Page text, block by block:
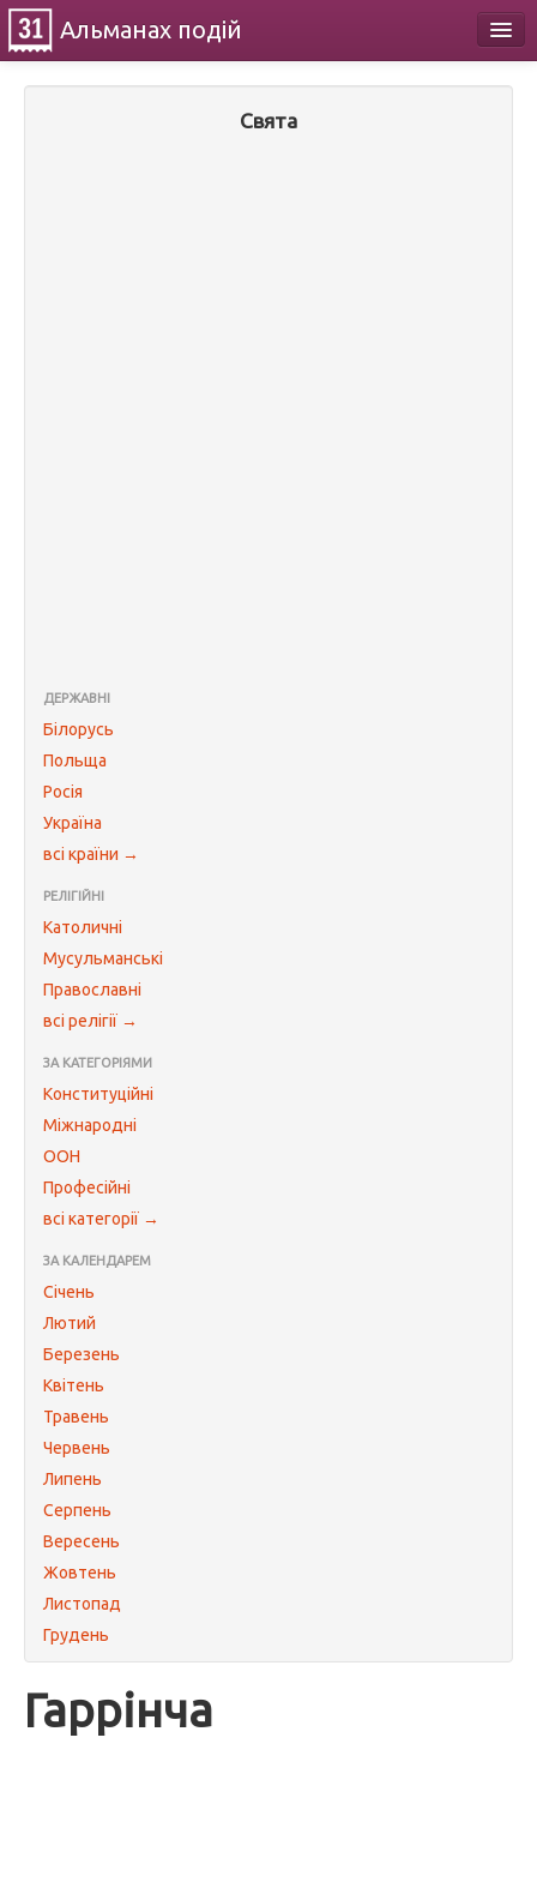
Альманах подій
Свята
ДЕРЖАВНІ
Білорусь
Польща
Росія
Україна
всі країни →
РЕЛІГІЙНІ
Католичні
Мусульманські
Православні
всі релігії →
ЗА КАТЕГОРІЯМИ
Конституційні
Міжнародні
ООН
Професійні
всі категорії →
ЗА КАЛЕНДАРЕМ
Січень
Лютий
Березень
Квітень
Травень
Червень
Липень
Серпень
Вересень
Жовтень
Листопад
Грудень
Гаррінча